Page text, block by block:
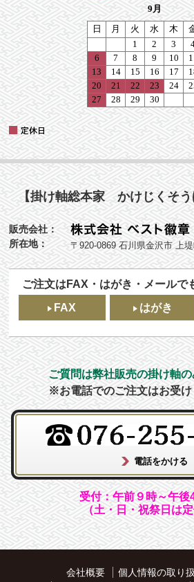
【掛け軸総本家 かけじくそ
販売会社：
所在地：
〒920-0869 石川県金沢市 上
ご注文はFAX・はがき・メールで
FAX
はがき
ご質問は弊社販売の掛け軸
※お電話でのご注文はお受
受付：午前９時～午後
（土・日・祝祭日は定
会社概要
個人情報の取り